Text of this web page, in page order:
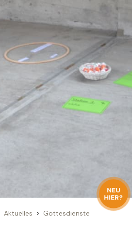
NEU
HIER?
Aktuelles › Gottesdienste